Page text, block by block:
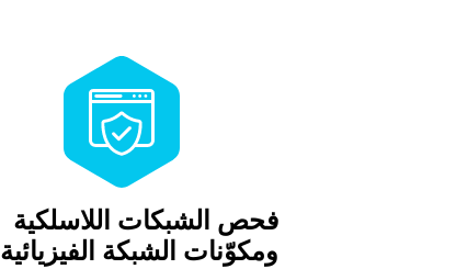
فحص الشبكات اللاسلكية
ومكوّنات الشبكة الفيزيائية